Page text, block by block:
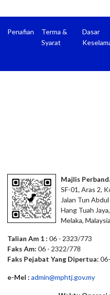
Penafian
Terma &
Syarat
Dasar
Majlis
SF-01, Aras 2,
Jalan Tun
Hang Tuah
Melaka,
Talian Am 1 : 06 - 2323/773
Faks Am: 06 - 2322/778
Faks Pejabat Yang Dipertua:
e-Mel : admin@mphtj.gov.my